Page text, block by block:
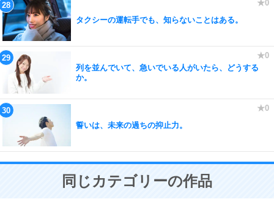
タクシーの運転手でも、知らないことはある。
列を並んでいて、急いでいる人がいたら、どうする
か。
誓いは、未来の過ちの抑止力。
同じカテゴリーの作品